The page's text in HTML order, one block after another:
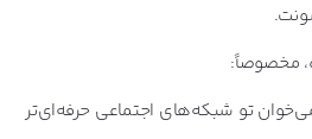
مخصوصاً:
تو شبکه‌های اجتماعی حرفه‌ای‌تر